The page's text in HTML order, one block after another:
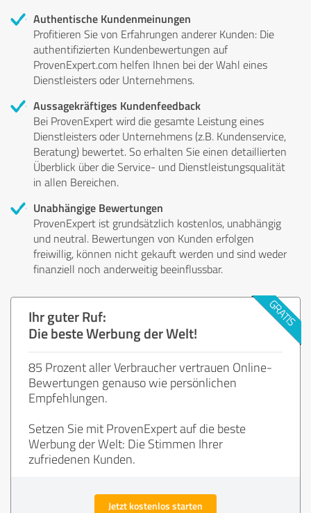
Authentische Kundenmeinungen
Profitieren Sie von Erfahrungen anderer Kunden: Die
authentifizierten Kundenbewertungen auf
ProvenExpert.com helfen Ihnen bei der Wahl eines
Dienstleisters oder Unternehmens.
Aussagekräftiges Kundenfeedback
Bei ProvenExpert wird die gesamte Leistung eines
Dienstleisters oder Unternehmens (z.B. Kundenservice,
Beratung) bewertet. So erhalten Sie einen detaillierten
Überblick über die Service- und Dienstleistungsqualität
in allen Bereichen.
Unabhängige Bewertungen
ProvenExpert ist grundsätzlich kostenlos, unabhängig
und neutral. Bewertungen von Kunden erfolgen
freiwillig, können nicht gekauft werden und sind weder
finanziell noch anderweitig beeinflussbar.
Ihr guter Ruf:
Die beste Werbung der Welt!
85 Prozent aller Verbraucher vertrauen Online-
Bewertungen genauso wie persönlichen
Empfehlungen.
Setzen Sie mit ProvenExpert auf die beste
Werbung der Welt: Die Stimmen Ihrer
zufriedenen Kunden.
Jetzt kostenlos starten